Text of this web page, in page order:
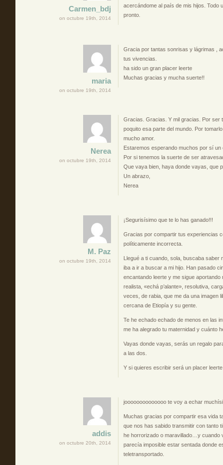
Carmen_bdj
on octubre 19th, 2014
acercándome al país de mis hijos. Todo
pronto.
maria
on octubre 19th, 2014
Gracia por tantas sonrisas y lágrimas ,
tus vivencias.
ha sido un gran placer leerte
Muchas gracias y mucha suerte!!
Nerea
on octubre 19th, 2014
Gracias. Gracias. Y mil gracias. Por ser
poquito esa parte del mundo. Por
mucho amor.
Estaremos esperando muchos por sí
Por si tenemos la suerte de ser
Que vaya bien, haya donde vayas, que
Un abrazo,
Nerea
M. Paz
on octubre 19th, 2014
¡Segurisísimo que te lo has ganado!!!
Gracias por compartir tus experiencias
políticamente incorrecta.
Llegué a ti cuando, sola, buscaba saber
iba a ir a buscar a mi hijo. Han pasado
encantando leerte y me sigue aportando
realista, «echá p’alante», resolutiva,
veces, de rabia, que me da una imagen
cercana de Etiopía y su gente.
Te he echado echado de menos en las
me ha alegrado tu maternidad y cuánto
Vayas donde vayas, serás un regalo
a las dos.
Y si quieres escribir será un placer
addis
on octubre 20th, 2014
joooooooooooooo te voy a echar
Muchas gracias por compartir esa vida
que nos has sabido transmitir con tanto
he horrorizado o maravillado…y cuando
parecía imposible estar sentada donde
teletransportado.